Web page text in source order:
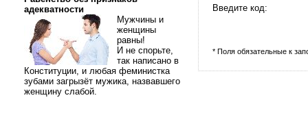
адекватности
Мужчины и
женщины
равны!
И не спорьте,
так написано в
Конституции, и любая феминистка
зубами загрызёт мужика, назвавшего
женщину слабой.
Введите код:
* Поля обязательные к